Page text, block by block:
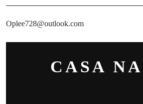
Oplee728@outlook.com
CASA